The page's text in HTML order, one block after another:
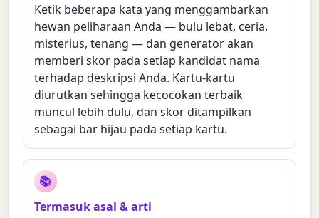
Ketik beberapa kata yang menggambarkan
hewan peliharaan Anda — bulu lebat, ceria,
misterius, tenang — dan generator akan
memberi skor pada setiap kandidat nama
terhadap deskripsi Anda. Kartu-kartu
diurutkan sehingga kecocokan terbaik
muncul lebih dulu, dan skor ditampilkan
sebagai bar hijau pada setiap kartu.
📚
Termasuk asal & arti